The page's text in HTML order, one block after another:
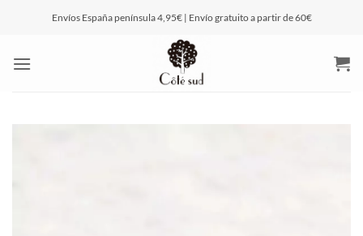
Envíos España península 4,95€ | Envío gratuito a partir de 60€